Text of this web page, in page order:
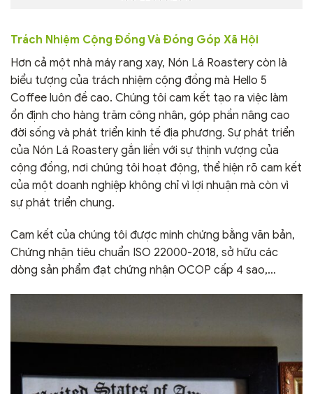
Trách Nhiệm Cộng Đồng Và Đóng Góp Xã Hội
Hơn cả một nhà máy rang xay, Nón Lá Roastery còn là
biểu tượng của trách nhiệm cộng đồng mà Hello 5
Coffee luôn đề cao. Chúng tôi cam kết tạo ra việc làm
ổn định cho hàng trăm công nhân, góp phần nâng cao
đời sống và phát triển kinh tế địa phương. Sự phát triển
của Nón Lá Roastery gắn liền với sự thịnh vượng của
cộng đồng, nơi chúng tôi hoạt động, thể hiện rõ cam kết
của một doanh nghiệp không chỉ vì lợi nhuận mà còn vì
sự phát triển chung.
Cam kết của chúng tôi được minh chứng bằng văn bản,
Chứng nhận tiêu chuẩn ISO 22000-2018, sở hữu các
dòng sản phẩm đạt chứng nhận OCOP cấp 4 sao,…